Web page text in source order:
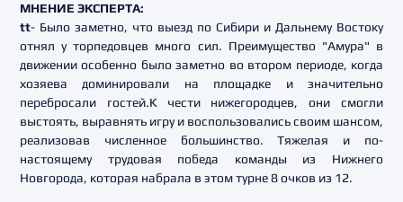
МНЕНИЕ ЭКСПЕРТА:
tt- Было заметно, что выезд по Сибири и Дальнему Востоку
отнял у торпедовцев много сил. Преимущество "Амура" в
движении особенно было заметно во втором периоде, когда
хозяева доминировали на площадке и значительно
перебросали гостей.К чести нижегородцев, они смогли
выстоять, выравнять игру и воспользовались своим шансом,
реализовав численное большинство. Тяжелая и по-
настоящему трудовая победа команды из Нижнего
Новгорода, которая набрала в этом турне 8 очков из 12.